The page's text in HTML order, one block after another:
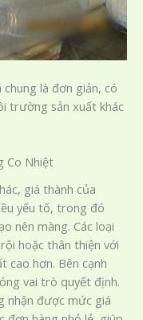
là đơn giản, có
trường sản xuất khác
Co Nhiệt
giá thành của
yếu tố, trong đó
nên màng. Các loại
hoặc thân thiện với
cao hơn. Bên cạnh
vai trò quyết định.
nhận được mức giá